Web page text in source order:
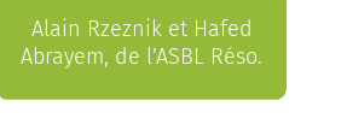
Alain Rzeznik et Hafed
Abrayem, de l’ASBL Réso.